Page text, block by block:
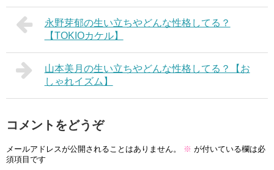
永野芽郁の生い立ちやどんな性格してる？
【TOKIOカケル】
山本美月の生い立ちやどんな性格してる？【お
しゃれイズム】
コメントをどうぞ
メールアドレスが公開されることはありません。 ※ が付いている欄は必
須項目です